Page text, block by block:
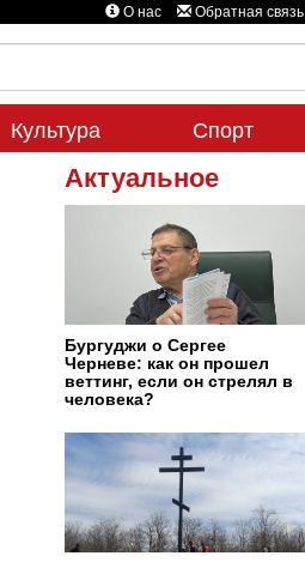
О нас Обратная связь
Культура Спорт
Актуальное
Бургуджи о Сергее
Черневе: как он прошел
веттинг, если он стрелял в
человека?